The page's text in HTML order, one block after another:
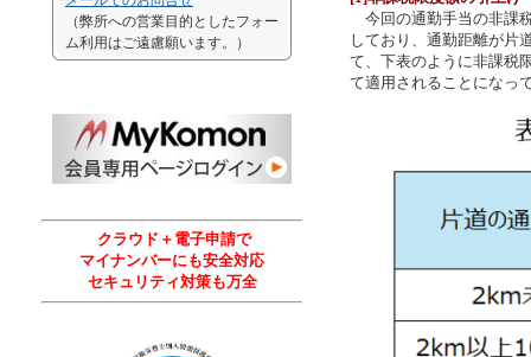
今回の通勤手当の非課
しており、通勤距離が片
て、下表のように非課税
て適用されることになっ
（弊所への営業目的としたフォー
ム利用はご遠慮願います。）
クラウド＋電子申請で
マイナンバーにも安全対応
セキュリティ対策も万全